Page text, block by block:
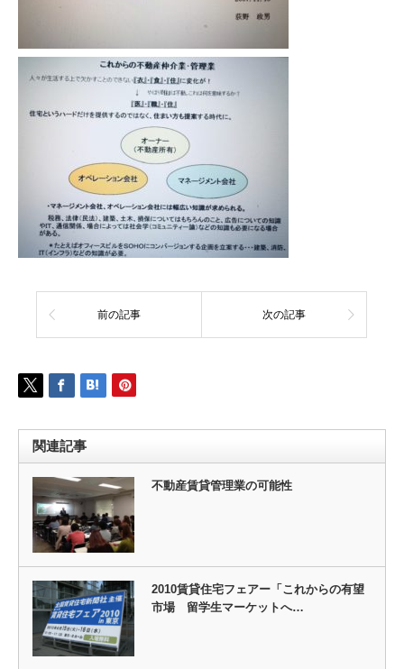
前の記事 次の記事
関連記事
不動産賃貸管理業の可能性
2010賃貸住宅フェアー「これからの有望
市場 留学生マーケットへ…